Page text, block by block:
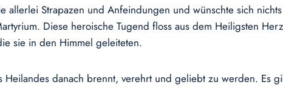
Strapazen und Anfeindungen und wünschte sich
Diese heroische Tugend floss aus dem Heiligsten
sie in den Himmel geleiteten.
danach brennt, verehrt und geliebt zu werden. Es